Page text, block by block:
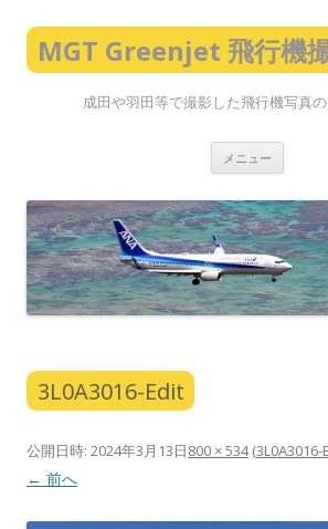
MGT Greenjet 飛行機
成田や羽田等で撮影した飛行機写真の
メニュー
ン
ツ
へ
ス
キ
ッ
プ
3L0A3016-Edit
公開日時: 2024年3月13日800 × 534(3L0A3016-
← 前へ